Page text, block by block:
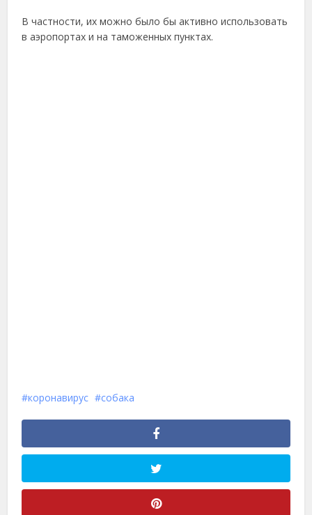
В частности, их можно было бы активно использовать
в аэропортах и на таможенных пунктах.
коронавирус собака